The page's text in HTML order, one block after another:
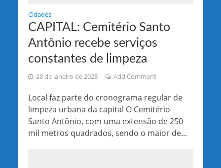
Cidades
CAPITAL: Cemitério Santo
Antônio recebe serviços
constantes de limpeza
28 de janeiro de 2023 Add Comment
Local faz parte do cronograma regular de
limpeza urbana da capital O Cemitério
Santo Antônio, com uma extensão de 250
mil metros quadrados, sendo o maior de...